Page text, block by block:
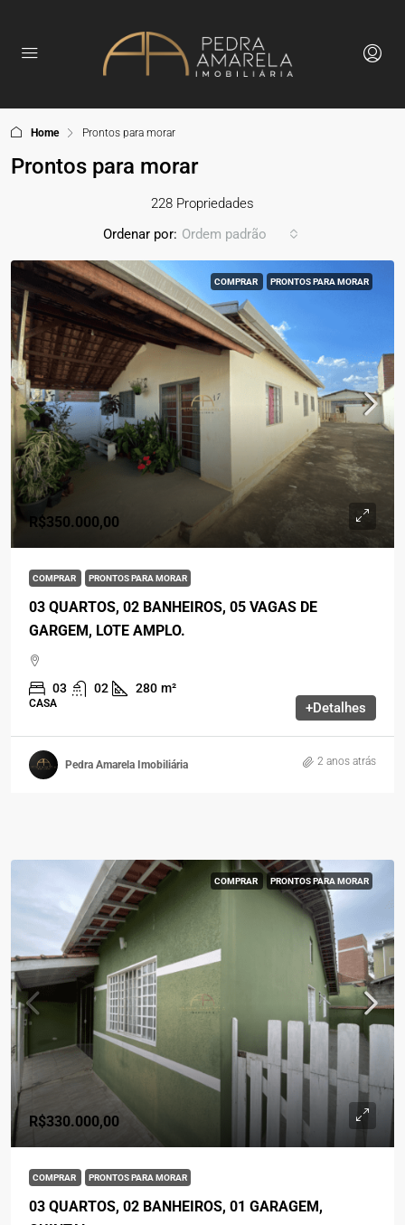
Home Prontos para morar
Prontos para morar
228 Propriedades
Ordenar por: Ordem padrão
COMPRAR PRONTOS PARA MORAR
R$350.000,00
COMPRAR PRONTOS PARA MORAR
03 QUARTOS, 02 BANHEIROS, 05 VAGAS DE
GARGEM, LOTE AMPLO.
03 02 280 m²
CASA +Detalhes
Pedra Amarela Imobiliária 2 anos atrás
COMPRAR PRONTOS PARA MORAR
R$330.000,00
COMPRAR PRONTOS PARA MORAR
03 QUARTOS, 02 BANHEIROS, 01 GARAGEM,